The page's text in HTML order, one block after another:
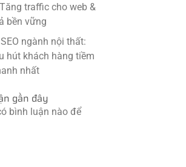
traffic cho web &
bền vững
ngành nội thất:
hút khách hàng tiềm
nhất
gần đây
bình luận nào để